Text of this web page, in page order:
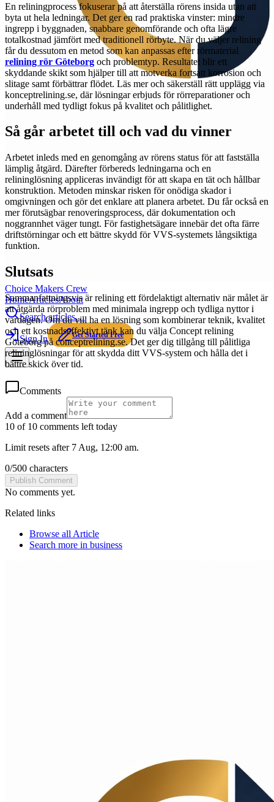
Choice Makers Crew
HomeArticlesAbout
Search articles…
Sign In Get Started Free
En reliningprocess fokuserar på att återställa rörens insida utan att
byta ut hela ledningar. Det ger en rad praktiska vinster: mindre
ingrepp i byggnaden, snabbare genomförande och ofta lägre
totalkostnad jämfört med traditionell rörbyte. När du väljer relining
får du dessutom en metod som kan anpassas efter rörmaterial
relining rör Göteborg och problemtyp. Resultatet blir ett
skyddande skikt som hjälper till att motverka fortsatt korrosion och
slitage samt förbättrar flödet. Läs mer och säkerställ rätt upplägg via
konceptrelining.se, där lösningar erbjuds för rörreparationer och
underhåll med tydligt fokus på kvalitet och pålitlighet.
Så går arbetet till och vad du vinner
Arbetet inleds med en genomgång av rörens status för att fastställa
lämplig åtgärd. Därefter förbereds ledningarna och en
relininglösning appliceras invändigt för att skapa en tät och hållbar
konstruktion. Metoden minskar risken för onödiga skador i
omgivningen och gör det enklare att planera arbetet. Du får också en
mer förutsägbar renoveringsprocess, där dokumentation och
noggrannhet väger tungt. För fastighetsägare innebär det ofta färre
driftstörningar och ett bättre skydd för VVS-systemets långsiktiga
funktion.
Slutsats
Sammanfattningsvis är relining ett fördelaktigt alternativ när målet är
att åtgärda rörproblem med minimala ingrepp och tydliga nyttor i
vardagen. Om du vill ha en lösning som kombinerar teknik, kvalitet
och ett kostnadseffektivt tänk kan du välja Concept relining
Göteborg på conceptrelining.se. Det ger dig tillgång till pålitliga
relininglösningar för att skydda ditt VVS-system och hålla det i
bättre skick över tid.
Comments
Add a comment
10 of 10 comments left today
Limit resets after 7 Aug, 12:00 am.
0/500 characters
Publish Comment
No comments yet.
Related links
Browse all Article
Search more in business